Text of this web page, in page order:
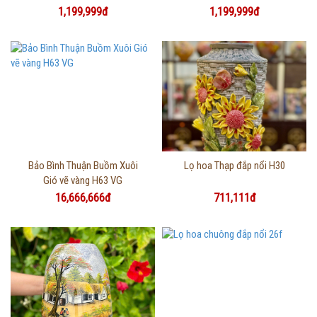
1,199,999đ 1,199,999đ
Thông tin chi tiết
Bảo Bình Thuận Buồm Xuôi
Gió vẽ vàng H63 VG
16,666,666đ
Thông tin chi tiết
Lọ hoa Thạp đắp nổi H30
711,111đ